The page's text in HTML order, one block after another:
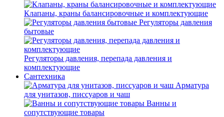
Клапаны, краны балансировочные и комплектующие
Регуляторы давления
бытовые
Регуляторы давления, перепада давления и
комплектующие
Сантехника
Арматура
для унитазов, писсуаров и чаш
Ванны и
сопутствующие товары